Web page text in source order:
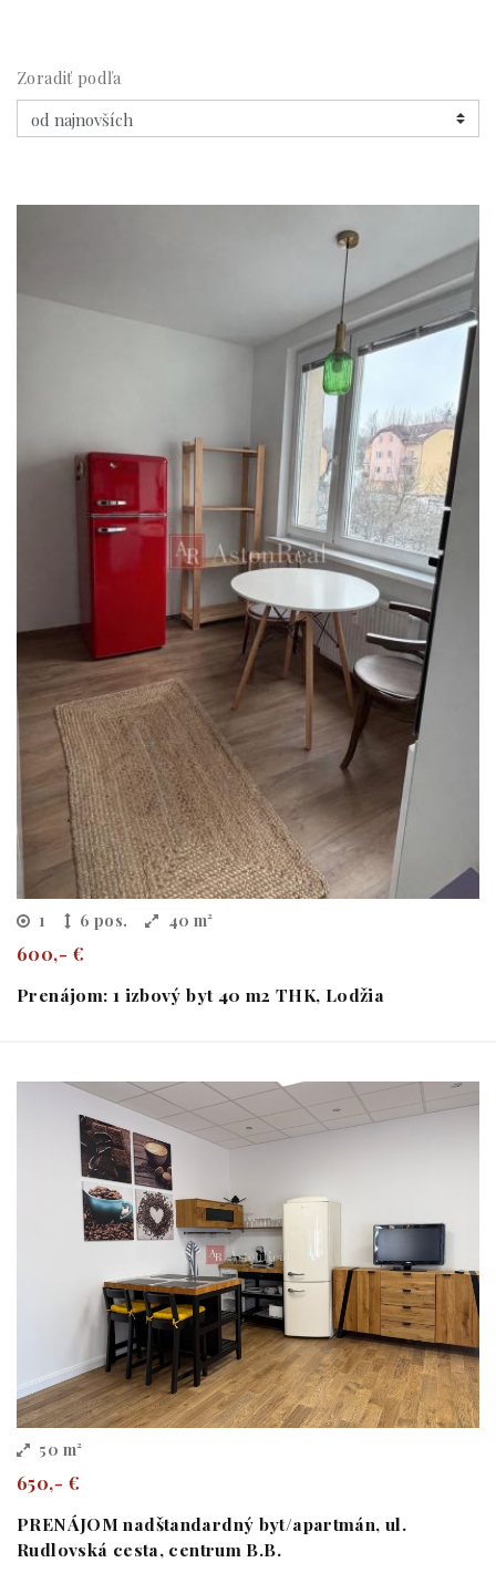
Zoradiť podľa
1 6 pos. 40 m²
600,- €
Prenájom: 1 izbový byt 40 m2 THK, Lodžia
50 m²
650,- €
PRENÁJOM nadštandardný byt/apartmán, ul.
Rudlovská cesta, centrum B.B.